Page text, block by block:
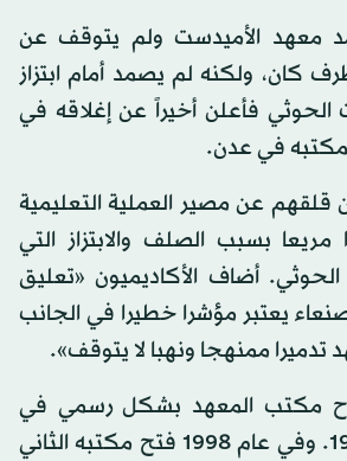
صمد معهد الأميدست ولم يتوقف عن
كان، ولكنه لم يصمد أمام ابتزاز
فأعلن أخيراً عن إغلاقه في
في عدن.
قلقهم عن مصير العملية التعليمية
بسبب الصلف والابتزاز التي
أضاف الأكاديميون «تعليق
يعتبر مؤشرا خطيرا في الجانب
تدميرا ممنهجا ونهبا لا يتوقف».
مكتب المعهد بشكل رسمي في
صنعاء إلى عام 1981. وفي عام 1998 فتح مكتبه الثاني